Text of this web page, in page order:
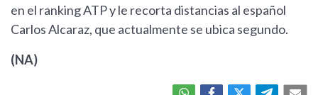
en el ranking ATP y le recorta distancias al español
Carlos Alcaraz, que actualmente se ubica segundo.
(NA)